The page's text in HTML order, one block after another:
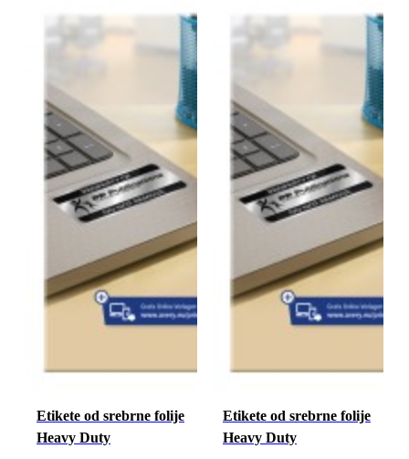
Etikete od srebrne folije
Heavy Duty
Etikete od srebrne folije
Heavy Duty